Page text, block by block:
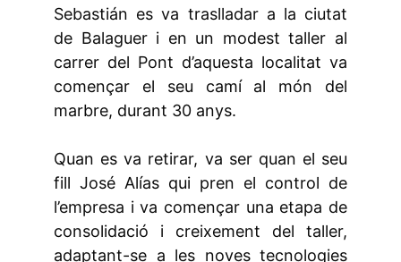
Sebastián es va traslladar a la ciutat
de Balaguer i en un modest taller al
carrer del Pont d’aquesta localitat va
començar el seu camí al món del
marbre, durant 30 anys.
Quan es va retirar, va ser quan el seu
fill José Alías qui pren el control de
l’empresa i va començar una etapa de
consolidació i creixement del taller,
adaptant-se a les noves tecnologies